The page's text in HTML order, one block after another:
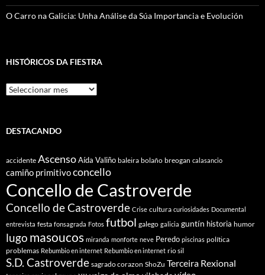
O Carro na Galicia: Unha Análise da Súa Importancia e Evolución
HISTÓRICOS DA FIESTRA
Históricos
Da
DESTACANDO
accidente AscensoAída Valiño baleira bolaño breogan calasancio
camiño primitivoconcello
Concello de Castroverde
Concello de Castroverde Crise cultura curiosidades Documental
entrevista festa fonsagrada Fotos futbol galego galicia guntín historia humor
lugo masoucos miranda monforte neve Peredo piscinas política
problemas Rebumbio en internet Rebumbio en internet rio sil
S.D. Castroverde sagrado corazon ShoZu Terceira Rexional